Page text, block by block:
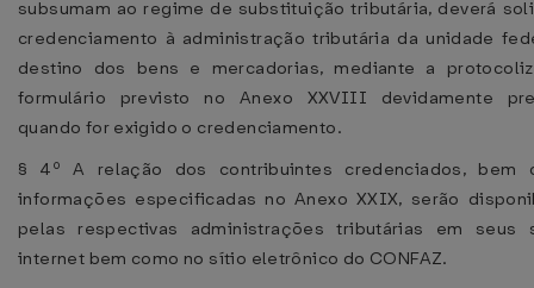
subsumam ao regime de substituição tributária, deverá
credenciamento à administração tributária da unidade
destino dos bens e mercadorias, mediante a
formulário previsto no Anexo XXVIII devidamente
quando for exigido o credenciamento.
§ 4º A relação dos contribuintes credenciados, bem
informações especificadas no Anexo XXIX, serão
pelas respectivas administrações tributárias em seus
internet bem como no sítio eletrônico do CONFAZ.